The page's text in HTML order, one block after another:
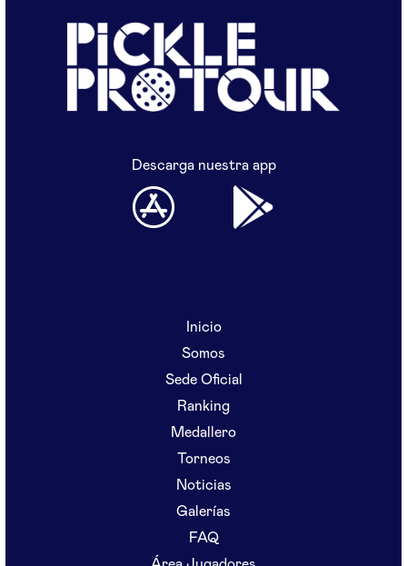
Descarga nuestra app
Inicio
Somos
Sede Oficial
Ranking
Medallero
Torneos
Noticias
Galerías
FAQ